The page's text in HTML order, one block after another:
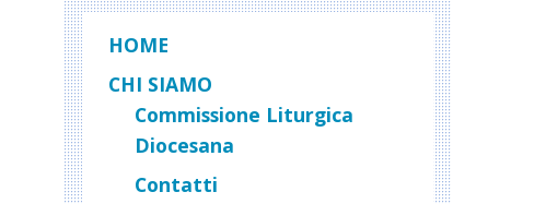
HOME
CHI SIAMO
Commissione Liturgica
Diocesana
Contatti